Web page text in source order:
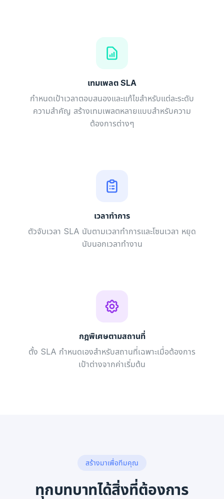
เทมเพลต SLA
กำหนดเป้าเวลาตอบสนองและแก้ไขสำหรับแต่ละระดับ
ความสำคัญ สร้างเทมเพลตหลายแบบสำหรับความ
ต้องการต่างๆ
เวลาทำการ
ตัวจับเวลา SLA นับตามเวลาทำการและโซนเวลา หยุด
นับนอกเวลาทำงาน
กฎพิเศษตามสถานที่
ตั้ง SLA กำหนดเองสำหรับสถานที่เฉพาะเมื่อต้องการ
เป้าต่างจากค่าเริ่มต้น
สร้างมาเพื่อทีมคุณ
ทุกบทบาทได้สิ่งที่ต้องการ